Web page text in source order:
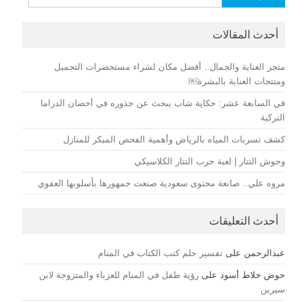
عن:
أحدث المقالات
متجر العناية والجمال.. أفضل مكان لشراء مستحضرات التجميل
ومنتجات العناية بالبشرة￼
في السابعة عشر: حكاية شاب يبحث عن جذوره في أحضان الدراما
التركية
كشف تسربات المياه بالرياض وأهمية الفحص المبكر للمنازل
وحوش التتار | لعبة حرب التتار الكلاسيكي
مروه علي.. صانعة محتوى سعودية صنعت جمهورها بأسلوبها العفوي
أحدث التعليقات
عبدالرحمن على تفسير حلم كتب الكتاب في المنام
حوض خلاط أسود على رؤية طفل في المنام للعزباء والمتزوجة لابن
سيرين